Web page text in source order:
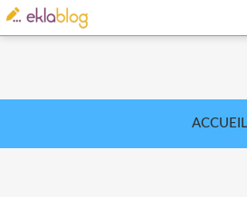
ACCUEIL